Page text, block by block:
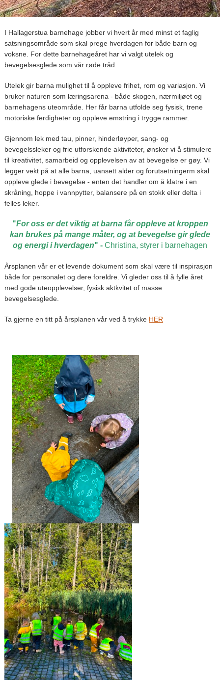
I Hallagerstua barnehage jobber vi hvert år med minst et faglig
satsningsområde som skal prege hverdagen for både barn og
voksne. For dette barnehageåret har vi valgt utelek og
bevegelsesglede som vår røde tråd.
Utelek gir barna mulighet til å oppleve frihet, rom og variasjon. Vi
bruker naturen som læringsarena - både skogen, nærmiljøet og
barnehagens uteområde. Her får barna utfolde seg fysisk, trene
motoriske ferdigheter og oppleve emstring i trygge rammer.
Gjennom lek med tau, pinner, hinderløyper, sang- og
bevegelssleker og frie utforskende aktiviteter, ønsker vi å stimulere
til kreativitet, samarbeid og opplevelsen av at bevegelse er gøy. Vi
legger vekt på at alle barna, uansett alder og forutsetningerm skal
oppleve glede i bevegelse - enten det handler om å klatre i en
skråning, hoppe i vannpytter, balansere på en stokk eller delta i
felles leker.
"For oss er det viktig at barna får oppleve at kroppen
kan brukes på mange måter, og at bevegelse gir glede
og energi i hverdagen" - Christina, styrer i barnehagen
Årsplanen vår er et levende dokument som skal være til inspirasjon
både for personalet og dere foreldre. Vi gleder oss til å fylle året
med gode uteopplevelser, fysisk aktkvitet of masse
bevegelsesglede.
Ta gjerne en titt på årsplanen vår ved å trykke HER